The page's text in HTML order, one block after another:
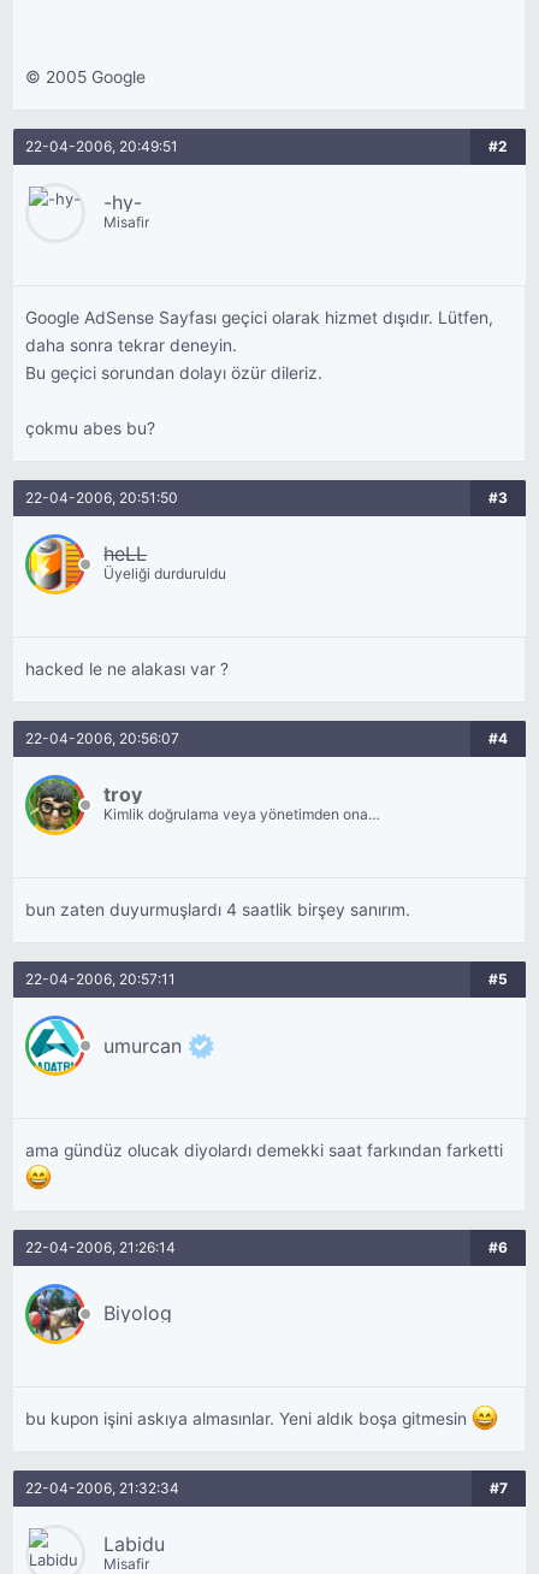
© 2005 Google
22-04-2006, 20:49:51 #2
-hy-
Misafir
Google AdSense Sayfası geçici olarak hizmet dışıdır. Lütfen,
daha sonra tekrar deneyin.
Bu geçici sorundan dolayı özür dileriz.
çokmu abes bu?
22-04-2006, 20:51:50 #3
heLL
Üyeliği durduruldu
hacked le ne alakası var ?
22-04-2006, 20:56:07 #4
troy
Kimlik doğrulama veya yönetimden onay
bun zaten duyurmuşlardı 4 saatlik birşey sanırım.
22-04-2006, 20:57:11 #5
umurcan
ama gündüz olucak diyolardı demekki saat farkından farketti
22-04-2006, 21:26:14 #6
Biyolog
bu kupon işini askıya almasınlar. Yeni aldık boşa gitmesin
22-04-2006, 21:32:34 #7
Labidu
Misafir